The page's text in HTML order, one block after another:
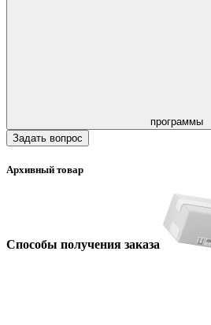
программы
Задать вопрос
Архивный товар
Способы получения заказа